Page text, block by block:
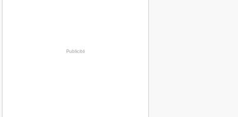
Publicité